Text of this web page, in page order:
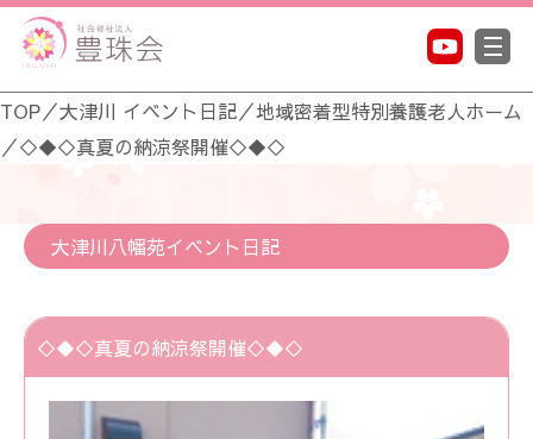
TOP／大津川 イベント日記／地域密着型特別養護老人ホーム
／◇◆◇真夏の納涼祭開催◇◆◇
大津川八幡苑イベント日記
◇◆◇真夏の納涼祭開催◇◆◇